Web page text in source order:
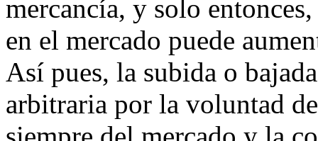
mercancía, y solo
en el mercado puede
Así pues, la subida o
arbitraria por la voluntad